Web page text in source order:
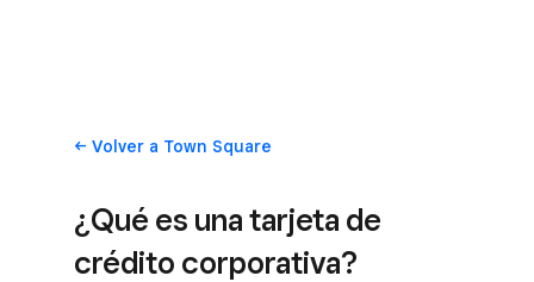
Volvera Town Square
¿Qué es una tarjeta de
crédito corporativa?